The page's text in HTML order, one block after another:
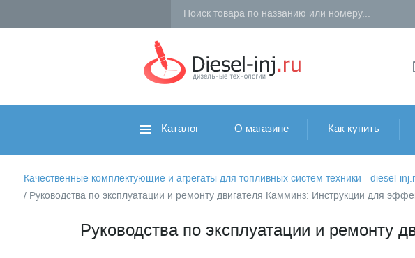
Каталог О магазине Как купить
Качественные комплектующие и агрегаты для топливных систем техники - diesel-
/ Руководства по эксплуатации и ремонту двигателя Камминз: Инструкции для
Руководства по эксплуатации и ремонту